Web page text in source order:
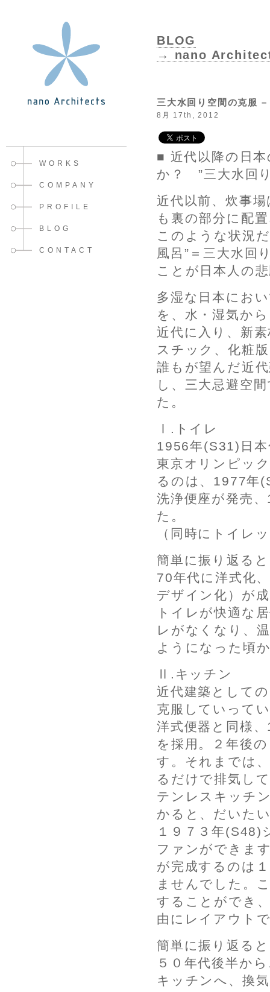
WORKS
COMPANY
PROFILE
BLOG
CONTACT
BLOG
→ nano
三大水回り空間の克服
8月 17th, 2012
■ 近代以降の日
か？ ”三大水回
近代以前、炊事
も裏の部分に配
このような状況
風呂”＝三大水回
ことが日本人の
多湿な日本にお
を、水・湿気か
近代に入り、新
スチック、化粧
誰もが望んだ近
し、三大忌避空
た。
Ⅰ.トイレ
1956年(S31)日
東京オリンピッ
るのは、1977年
洗浄便座が発売
た。
（同時にトイレ
簡単に振り返る
70年代に洋式化
デザイン化）が
トイレが快適な
レがなくなり、
ようになった頃
Ⅱ.キッチン
近代建築として
克服していって
洋式便器と同様
を採用。２年後
す。それまでは
るだけで排気し
テンレスキッチ
かると、だいた
１９７３年(S48)
ファンができま
が完成するのは
ませんでした。
することができ
由にレイアウト
簡単に振り返る
５０年代後半か
キッチンへ、換